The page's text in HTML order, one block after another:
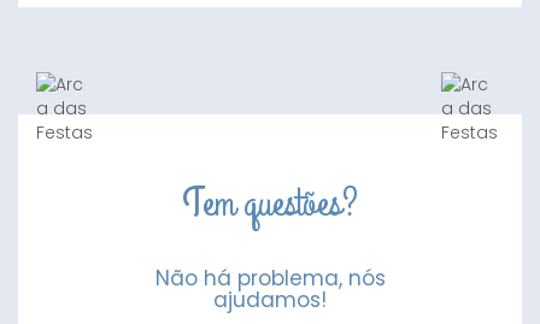
Foil
18"
Tem questões?
Não há problema, nós
ajudamos!